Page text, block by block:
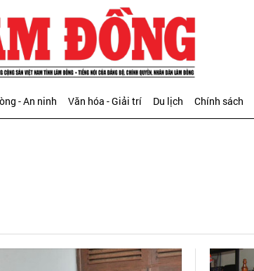
- An ninh Văn hóa - Giải trí Du lịch Chính sách